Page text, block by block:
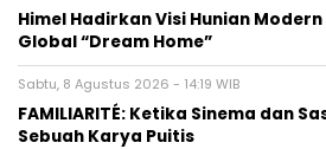
Himel Hadirkan Visi Hunian
Global “Dream Home”
Sabtu, 8 Agustus 2026 - 14:19 WIB
FAMILIARITÉ: Ketika Sinema dan
Sebuah Karya Puitis